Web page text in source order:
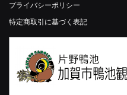
プライバシーポリシー
特定商取引に基づく表記